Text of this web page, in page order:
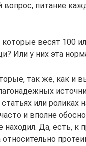
вопрос, питание
которые весят 100
Или у них эта
так же, как и
или роликах
и вполне
Да, есть, к
относительно